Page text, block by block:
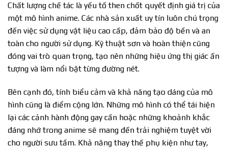
Chất lượng chế tác là yếu tố then chốt quyết định giá trị của
một mô hình anime. Các nhà sản xuất uy tín luôn chú trọng
đến việc sử dụng vật liệu cao cấp, đảm bảo độ bền và an
toàn cho người sử dụng. Kỹ thuật sơn và hoàn thiện cũng
đóng vai trò quan trọng, tạo nên những hiệu ứng thị giác ấn
tượng và làm nổi bật từng đường nét.
Bên cạnh đó, tính biểu cảm và khả năng tạo dáng của mô
hình cũng là điểm cộng lớn. Những mô hình có thể tái hiện
lại các cảnh hành động gay cấn hoặc những khoảnh khắc
đáng nhớ trong anime sẽ mang đến trải nghiệm tuyệt vời
cho người sưu tầm. Khả năng thay thế phụ kiện như tay,